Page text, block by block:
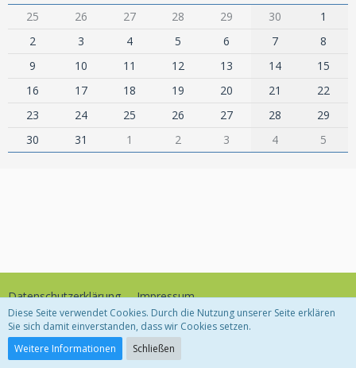
25
26 27 28 29 30
1
2
3 4 5 6 7
8
9
10 11 12 13 14
15
16
17 18 19 20 21
22
23
24 25 26 27 28
29
30
31 1 2 3 4 5
Datenschutzerklärung Impressum
Community-Software:
Diese Seite verwendet Cookies. Durch die Nutzung unserer Seite erklären
Sie sich damit einverstanden, dass wir Cookies setzen.
Weitere Informationen
Schließen